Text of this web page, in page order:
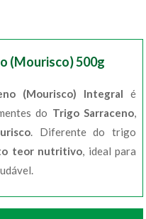
(Mourisco) 500g
(Mourisco) Integral é
do Trigo Sarraceno
. Diferente do trigo
teor nutritivo , ideal para